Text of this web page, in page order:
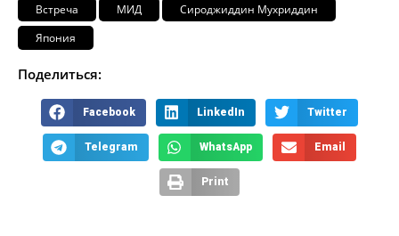
Встреча МИД
Сироджиддин Мухриддин
Япония
Поделиться:
Facebook LinkedIn Twitter
Telegram WhatsApp Email
Print